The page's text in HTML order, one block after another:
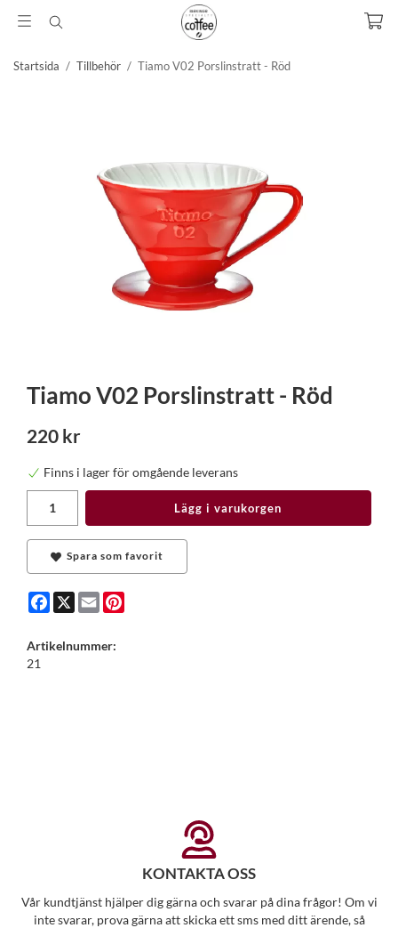
Startsida / Tillbehör / Tiamo V02 Porslinstratt - Röd
Tiamo V02 Porslinstratt - Röd
220 kr
Finns i lager för omgående leverans
Lägg i varukorgen
Spara som favorit
Facebook
X Email
Artikelnummer:
21
KONTAKTA OSS
Vår kundtjänst hjälper dig gärna och svarar på dina frågor! Om vi
inte svarar, prova gärna att skicka ett sms med ditt ärende, så